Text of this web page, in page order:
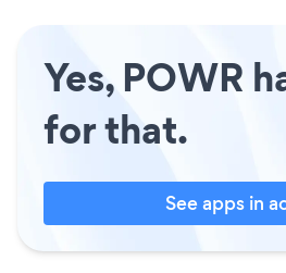
Yes, POWR
for that.
See apps in